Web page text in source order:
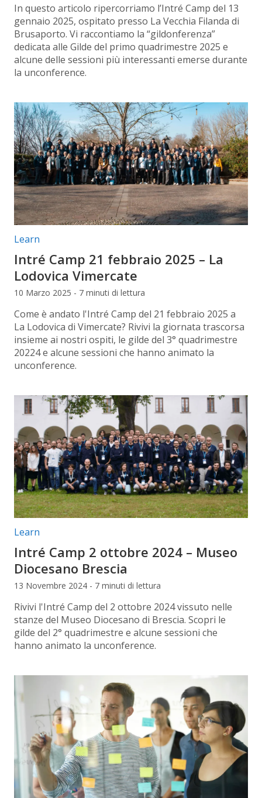
In questo articolo ripercorriamo l’Intré Camp del 13
gennaio 2025, ospitato presso La Vecchia Filanda di
Brusaporto. Vi raccontiamo la “gildonferenza”
dedicata alle Gilde del primo quadrimestre 2025 e
alcune delle sessioni più interessanti emerse durante
la unconference.
Categorie articolo:
Learn
Intré Camp 21 febbraio 2025 – La
Lodovica Vimercate
10 Marzo 2025 - 7 minuti di lettura
Come è andato l'Intré Camp del 21 febbraio 2025 a
La Lodovica di Vimercate? Rivivi la giornata trascorsa
insieme ai nostri ospiti, le gilde del 3° quadrimestre
20224 e alcune sessioni che hanno animato la
unconference.
Categorie articolo:
Learn
Intré Camp 2 ottobre 2024 – Museo
Diocesano Brescia
13 Novembre 2024 - 7 minuti di lettura
Rivivi l'Intré Camp del 2 ottobre 2024 vissuto nelle
stanze del Museo Diocesano di Brescia. Scopri le
gilde del 2° quadrimestre e alcune sessioni che
hanno animato la unconference.